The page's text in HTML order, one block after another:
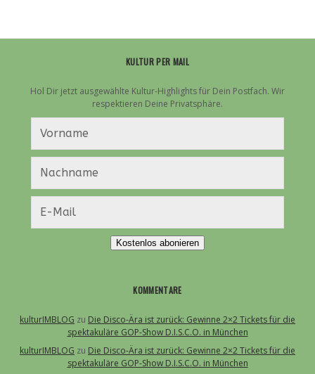
KULTUR PER MAIL
Hol Dir jetzt ausgewählte Kultur-Highlights für Dein Postfach. Wir
respektieren Deine Privatsphäre.
Kostenlos abonieren
KOMMENTARE
kulturIMBLOG zu Die Disco-Ära ist zurück: Gewinne 2×2 Tickets für die
spektakuläre GOP-Show D.I.S.C.O. in München
kulturIMBLOG zu Die Disco-Ära ist zurück: Gewinne 2×2 Tickets für die
spektakuläre GOP-Show D.I.S.C.O. in München